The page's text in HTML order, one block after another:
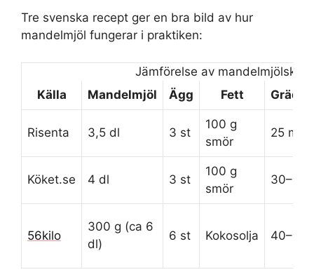
Tre svenska recept ger en bra bild av hur
mandelmjöl fungerar i praktiken:
Jämförelse av
Källa
Mandelmjöl Ägg Fett
Risenta 3,5 dl 3 st
100 g
smör
25 min
Köket.se 4 dl 3 st
100 g
smör
30–35
56kilo
300 g (ca 6
dl)
6 st Kokosolja 40–45